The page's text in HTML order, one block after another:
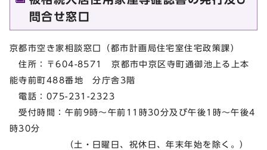
問合せ窓口
京都市空き家相談窓口（都市計画局住宅室住宅政策課）
住所：〒604-8571 京都市中京区寺町通御池上る上本
能寺前町488番地 分庁舎3階
電話：075-231-2323
受付時間：午前9時～午前11時30分及び午後1時～午後4
時30分
（土・日曜日、祝休日、年末年始を除く。）